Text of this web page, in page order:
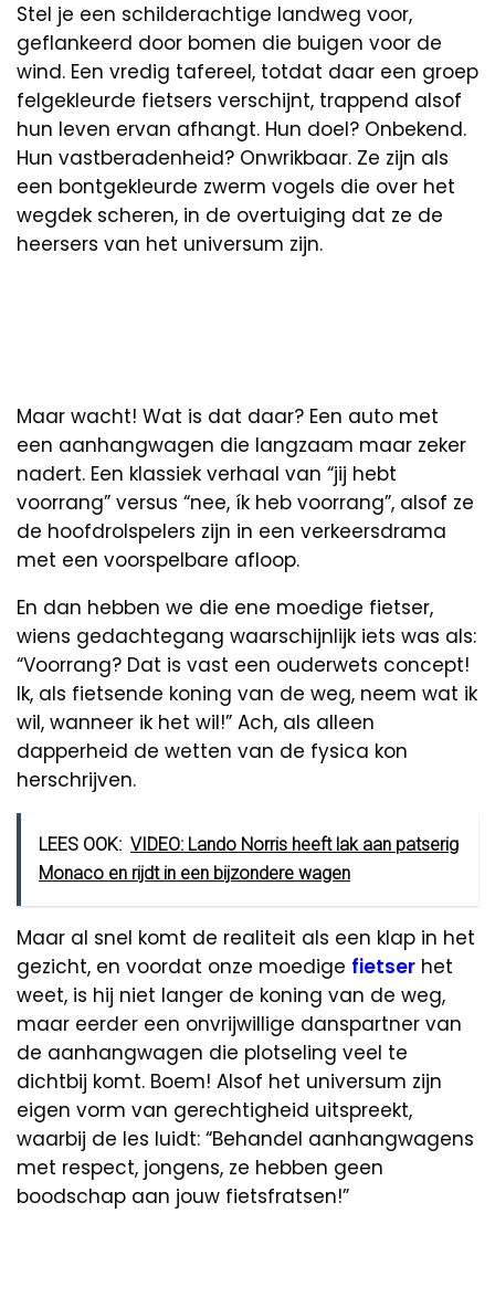
Stel je een schilderachtige landweg voor,
geflankeerd door bomen die buigen voor de
wind. Een vredig tafereel, totdat daar een groep
felgekleurde fietsers verschijnt, trappend alsof
hun leven ervan afhangt. Hun doel? Onbekend.
Hun vastberadenheid? Onwrikbaar. Ze zijn als
een bontgekleurde zwerm vogels die over het
wegdek scheren, in de overtuiging dat ze de
heersers van het universum zijn.
Maar wacht! Wat is dat daar? Een auto met
een aanhangwagen die langzaam maar zeker
nadert. Een klassiek verhaal van “jij hebt
voorrang” versus “nee, ík heb voorrang”, alsof ze
de hoofdrolspelers zijn in een verkeersdrama
met een voorspelbare afloop.
En dan hebben we die ene moedige fietser,
wiens gedachtegang waarschijnlijk iets was als:
“Voorrang? Dat is vast een ouderwets concept!
Ik, als fietsende koning van de weg, neem wat ik
wil, wanneer ik het wil!” Ach, als alleen
dapperheid de wetten van de fysica kon
herschrijven.
LEES OOK: VIDEO: Lando Norris heeft lak aan patserig
Monaco en rijdt in een bijzondere wagen
Maar al snel komt de realiteit als een klap in het
gezicht, en voordat onze moedige fietser het
weet, is hij niet langer de koning van de weg,
maar eerder een onvrijwillige danspartner van
de aanhangwagen die plotseling veel te
dichtbij komt. Boem! Alsof het universum zijn
eigen vorm van gerechtigheid uitspreekt,
waarbij de les luidt: “Behandel aanhangwagens
met respect, jongens, ze hebben geen
boodschap aan jouw fietsfratsen!”